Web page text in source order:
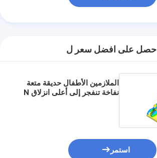
احصل على افضل سعر ل
الملازمين الأطفال حديقة متعة
نفاخة تنفجر إلى أعلى انزلاق N
استمر